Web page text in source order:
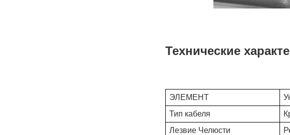
Технические
ЭЛЕМЕНТ
Тип кабеля
Лезвие Челюсти